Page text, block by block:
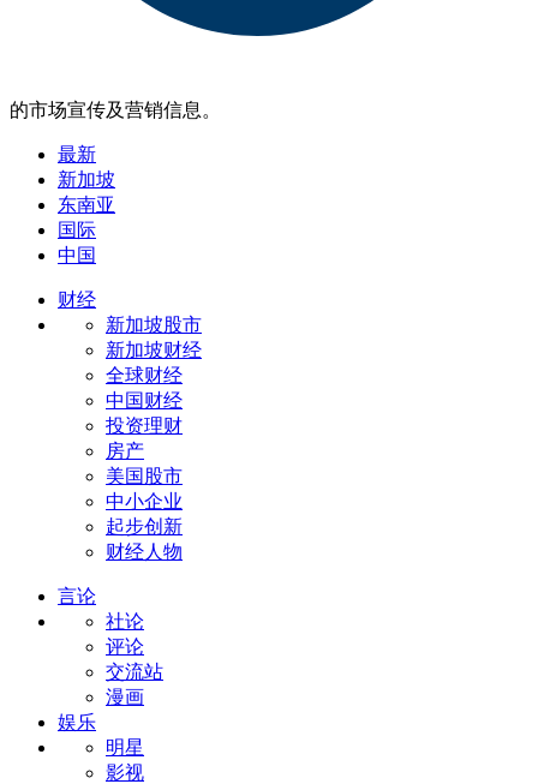
的市场宣传及营销信息。
最新
新加坡
东南亚
国际
中国
财经
新加坡股市
新加坡财经
全球财经
中国财经
投资理财
房产
美国股市
中小企业
起步创新
财经人物
言论
社论
评论
交流站
漫画
娱乐
明星
影视